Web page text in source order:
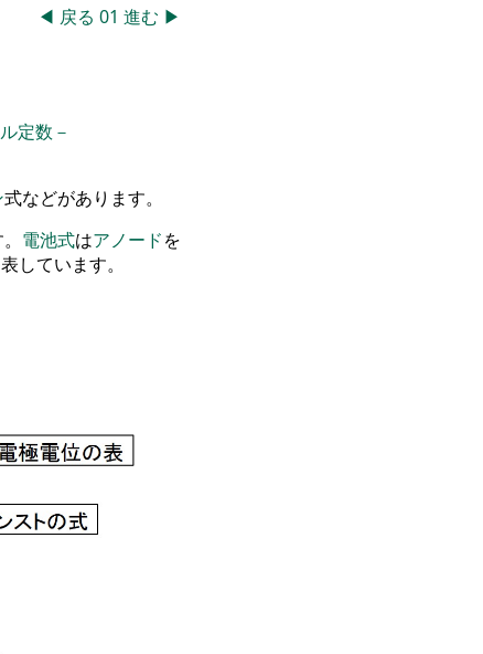
◀ 戻る 01 進む ▶
定数－
式などがあります。
。 電池式はアノードを
表しています。